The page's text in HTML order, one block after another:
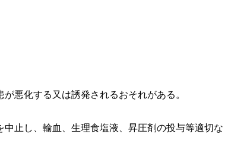
悪化する又は誘発されるおそれがある。
止し、輸血、生理食塩液、昇圧剤の投与等適切な